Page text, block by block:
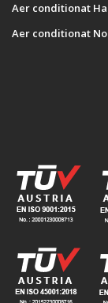
Aer conditionat
Aer conditionat